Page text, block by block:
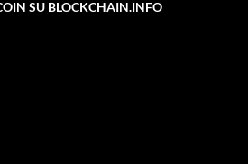
SU BLOCKCHAIN.INFO